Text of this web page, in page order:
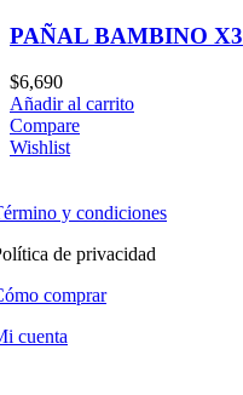
PAÑAL BAMBINO X3
$6,690
Añadir al carrito
Compare
Wishlist
y condiciones
de privacidad
comprar
cuenta